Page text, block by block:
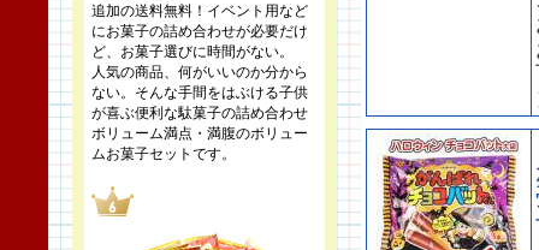
追加の送料無料！イベント用など
にお菓子の詰め合わせが必要だけ
ど、お菓子選びに時間がない。
人気の商品、何がいいのか分から
ない。そんな手間をはぶける子供
が喜ぶ便利な駄菓子の詰め合わせ
ボリューム満点・満腹のボリュー
ムお菓子セットです。